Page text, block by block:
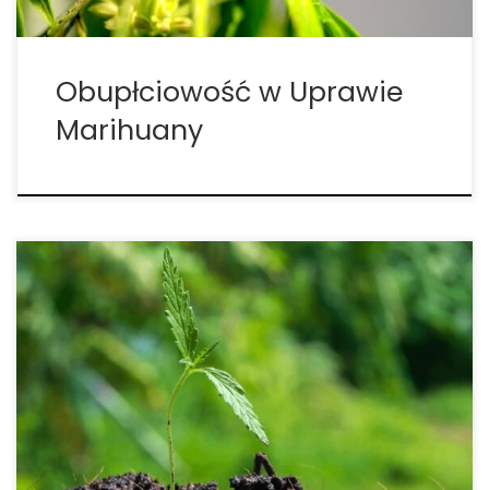
Obupłciowość w Uprawie
Marihuany
Monitorowanie i precyzyjne kontrolowanie
temperatury liści marihuany — absolutna
podstawa zdrowej i efektownej uprawy Choć wielu
hodowców inwestuje w zaawansowane systemy
klimatyczne — wentylację, klimatyzację, nawilżacze
czy osuszacze — to często zapominają, że
najważniejsze procesy zachodzą nie w całym
pomieszczeniu, […]